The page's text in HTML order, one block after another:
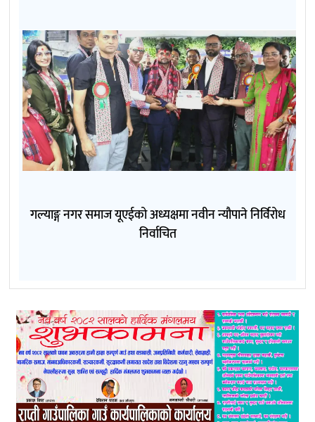
गल्याङ्ग नगर समाज यूएईको अध्यक्षमा नवीन न्यौपाने निर्विरोध
निर्वाचित